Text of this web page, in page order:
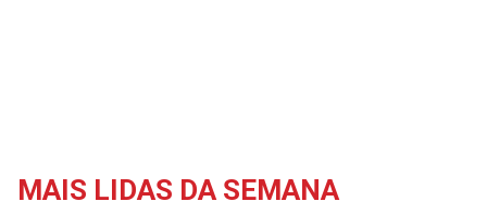
MAIS LIDAS DA SEMANA